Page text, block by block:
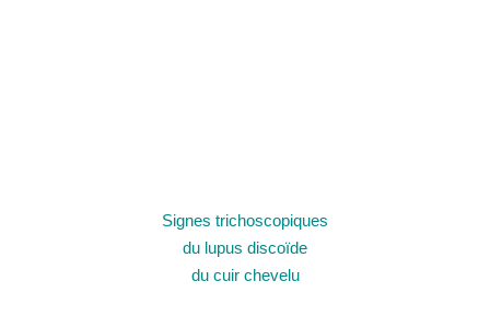
Signes trichoscopiques
du lupus discoïde
du cuir chevelu